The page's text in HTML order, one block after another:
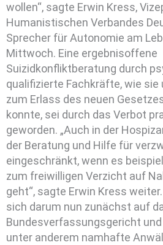
wollen“, sagte Erwin Kress,
Humanistischen Verbandes
Sprecher für Autonomie am
Mittwoch. Eine ergebnisoffene
Suizidkonfliktberatung durch
qualifizierte Fachkräfte, wie sie
zum Erlass des neuen
konnte, sei durch das Verbot
geworden. „Auch in der
der Beratung und Hilfe für
eingeschränkt, wenn es
zum freiwilligen Verzicht auf
geht“, sagte Erwin Kress
sich darum nun zunächst auf
Bundesverfassungsgericht und
unter anderem namhafte